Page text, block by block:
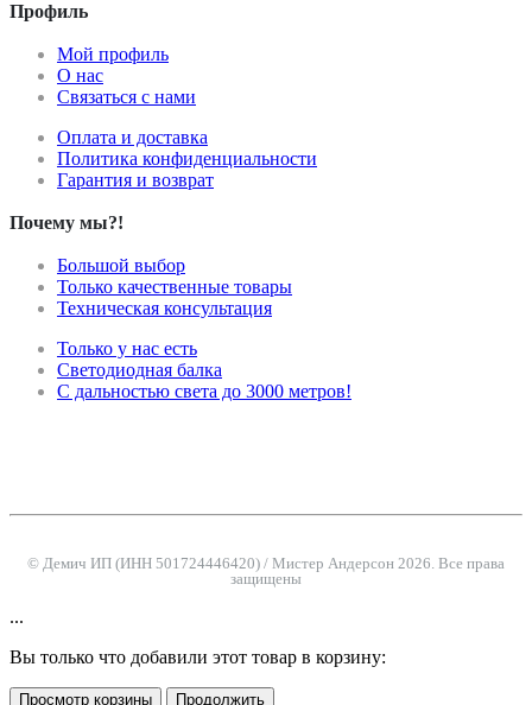
Профиль
Мой профиль
О нас
Связаться с нами
Оплата и доставка
Политика конфиденциальности
Гарантия и возврат
Почему мы?!
Большой выбор
Только качественные товары
Техническая консультация
Только у нас есть
Светодиодная балка
С дальностью света до 3000 метров!
© Демич ИП (ИНН 501724446420) / Мистер Андерсон 2026. Все права
защищены
...
Вы только что добавили этот товар в корзину:
Просмотр корзины Продолжить